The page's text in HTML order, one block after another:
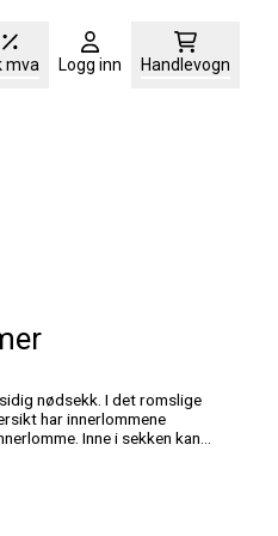
mva Logg inn Handlevogn
har innerlommene
Inne i sekken kan
store frontlommen er for
bandasjer eller
lommer eller utstyr.